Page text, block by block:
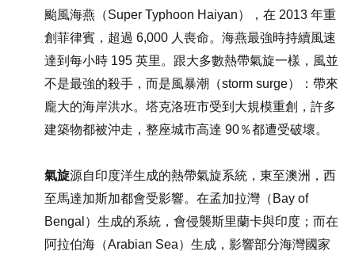
颱風海燕（Super Typhoon Haiyan），在 2013 年重
創菲律賓，超過 6,000 人喪命。海燕最強時持續風速
達到每小時 195 英里。跟大多數熱帶氣旋一樣，風並
不是最強的殺手，而是風暴潮（storm surge）：帶來
龐大的海岸洪水。塔克洛班市受到大規模重創，許多
建築物都被沖走，整座城市高達 90％都遭受破壞。
氣旋源自印度洋生成的熱帶氣旋系統，東至澳洲，西
至馬達加斯加都會受影響。在孟加拉灣（Bay of
Bengal）生成的系統，會侵襲斯里蘭卡與印度；而在
阿拉伯海（Arabian Sea）生成，影響部分海灣國家